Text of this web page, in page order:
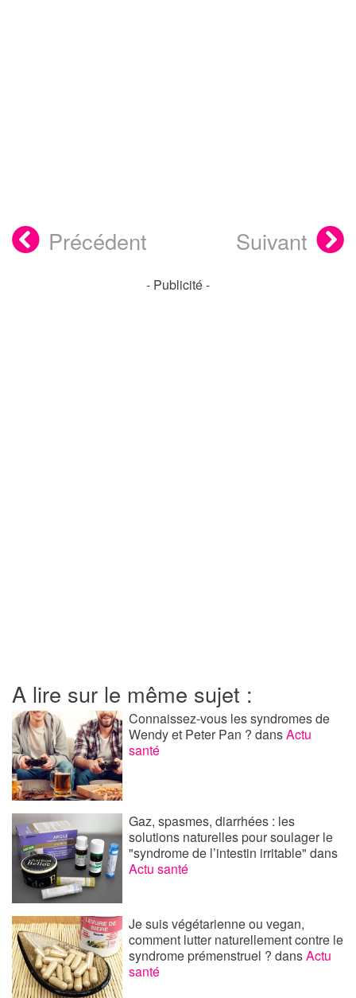
Précédent Suivant
- Publicité -
A lire sur le même sujet :
Connaissez-vous les syndromes de
Wendy et Peter Pan ?dansActu
santé
Gaz, spasmes, diarrhées : les
solutions naturelles pour soulager le
"syndrome de l’intestin irritable"dans
Actu santé
Je suis végétarienne ou vegan,
comment lutter naturellement contre le
syndrome prémenstruel ?dansActu
santé